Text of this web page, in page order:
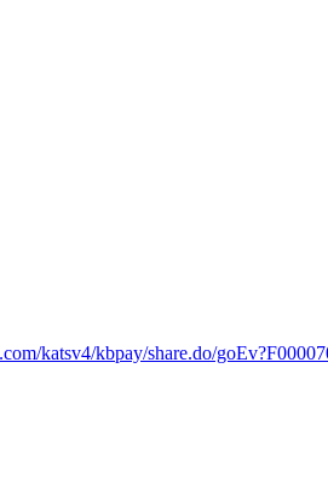
katsv4/kbpay/share.do/